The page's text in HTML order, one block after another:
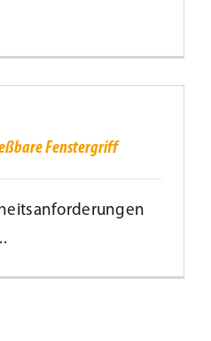
Fenstergriff